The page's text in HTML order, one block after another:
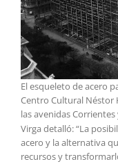
El esqueleto de acero
Centro Cultural Néstor
las avenidas
Virga detalló: “La
acero y la alternativa
recursos y